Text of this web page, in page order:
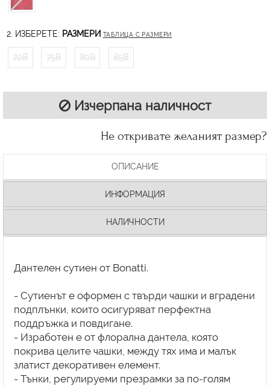
2. ИЗБЕРЕТЕ: РАЗМЕРИ ТАБЛИЦА С РАЗМЕРИ
70B 75B 80B 85B
Изчерпана наличност
Не откривате желаният размер?
ОПИСАНИЕ
ИНФОРМАЦИЯ
НАЛИЧНОСТИ
Дантелен сутиен от Bonatti.
- Сутиенът е оформен с твърди чашки и вградени
подплънки, които осигуряват перфектна
поддръжка и повдигане.
- Изработен е от флорална дантела, която
покрива целите чашки, между тях има и малък
златист декоративен елемент.
- Тънки, регулируеми презрамки за по-голям